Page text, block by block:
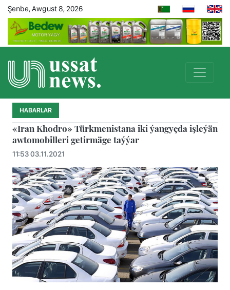
Şenbe, Awgust 8, 2026
HABARLAR
«Iran Khodro» Türkmenistana iki ýangyçda işleýän
awtomobilleri getirmäge taýýar
11:53 03.11.2021